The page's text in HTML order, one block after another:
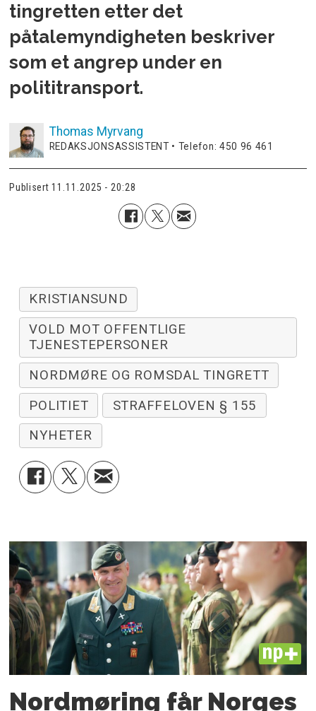
tingretten etter det
påtalemyndigheten beskriver
som et angrep under en
polititransport.
Thomas Myrvang
REDAKSJONSASSISTENT • Telefon: 450 96 461
Publisert 11.11.2025 - 20:28
KRISTIANSUND
VOLD MOT OFFENTLIGE
TJENESTEPERSONER
NORDMØRE OG ROMSDAL TINGRETT
POLITIET
STRAFFELOVEN § 155
NYHETER
PLUS
Nordmøring får Norges